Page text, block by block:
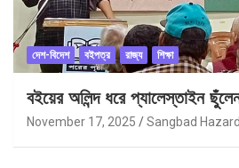
দেশ-বিদেশ বইপত্র রাজ্য শিক্ষা
বইয়ের অলিন্দ ধরে প্যালেস্তাইন
November 17, 2025 Sangbad